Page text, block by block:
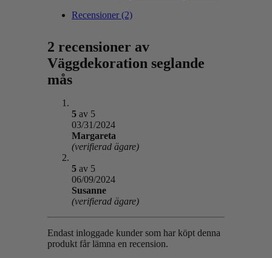
Recensioner (2)
2 recensioner av
Väggdekoration seglande
mås
5 av 5
03/31/2024
Margareta
(verifierad ägare)
5 av 5
06/09/2024
Susanne
(verifierad ägare)
Endast inloggade kunder som har köpt denna
produkt får lämna en recension.